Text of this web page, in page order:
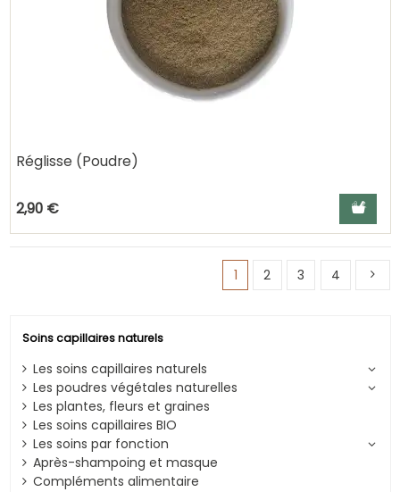
Réglisse (Poudre)
2,90 € Ajouter
1 2 3 4
Soins capillaires naturels
Les soins capillaires naturels
Les poudres végétales naturelles
Les plantes, fleurs et graines
Les soins capillaires BIO
Les soins par fonction
Après-shampoing et masque
Compléments alimentaire